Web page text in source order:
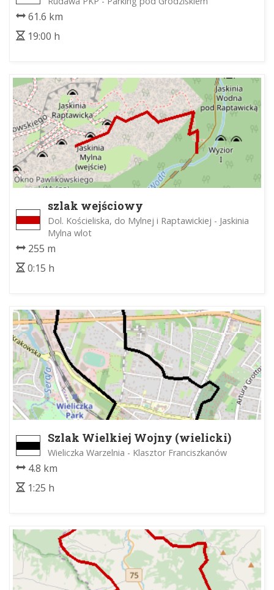
61.6 km
19:00 h
szlak wejściowy
Dol. Kościeliska, do Mylnej i Raptawickiej - Jaskinia
Mylna wlot
255 m
0:15 h
Szlak Wielkiej Wojny (wielicki)
Wieliczka Warzelnia - Klasztor Franciszkanów
4.8 km
1:25 h